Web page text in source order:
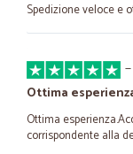
Spedizione veloce e
—
Ottima
Ottima
corrispondente alla